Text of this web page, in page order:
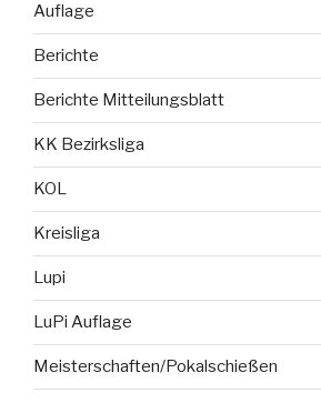
Auflage
Berichte
Berichte Mitteilungsblatt
KK Bezirksliga
KOL
Kreisliga
Lupi
LuPi Auflage
Meisterschaften/Pokalschießen